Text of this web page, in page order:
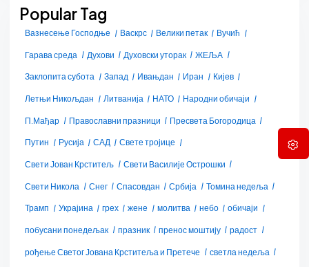
Popular Tag
Вазнесење Господње Васкрс Велики петак
Вучић
Гарава среда
Духови Духовски уторак
ЖЕЉА
Заклопита субота
Запад Ивањдан Иран
Кијев
Летњи Никољдан
Литванија НАТО
Народни обичаји
П.Мађар
Православни празници
Пресвета Богородица
Путин
Русија САД
Свете тројице
Свети Јован Крститељ
Свети Василије Острошки
Свети Никола
Снег Спасовдан Србија
Томина недеља
Трамп
Украјина грех жене молитва небо
обичаји
побусани понедељак
празник пренос моштију
радост
рођење Светог Јована Крститеља и Претече
светла недеља